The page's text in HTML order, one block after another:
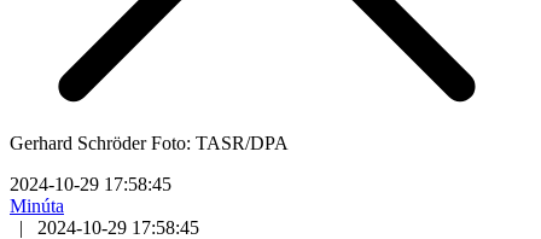
Gerhard Schröder Foto: TASR/DPA
2024-10-29 17:58:45
Minúta
|
2024-10-29 17:58:45